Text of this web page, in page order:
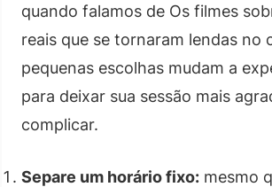
quando falamos de Os filmes
reais que se tornaram lendas no
pequenas escolhas mudam a
para deixar sua sessão mais
complicar.
Separe um horário fixo: mesmo